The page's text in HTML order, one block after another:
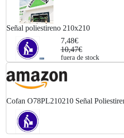
Señal poliestireno 210x210
7,48€
10,47€
fuera de stock
Cofan O78PL210210 Señal